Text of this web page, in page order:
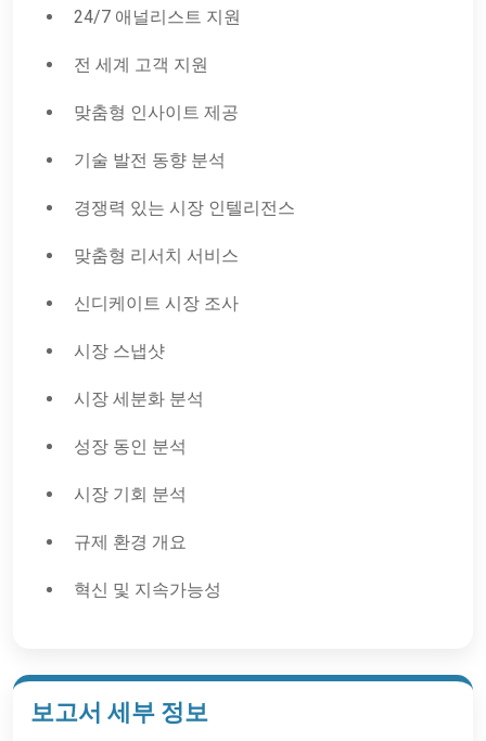
24/7 애널리스트 지원
전 세계 고객 지원
맞춤형 인사이트 제공
기술 발전 동향 분석
경쟁력 있는 시장 인텔리전스
맞춤형 리서치 서비스
신디케이트 시장 조사
시장 스냅샷
시장 세분화 분석
성장 동인 분석
시장 기회 분석
규제 환경 개요
혁신 및 지속가능성
보고서 세부 정보